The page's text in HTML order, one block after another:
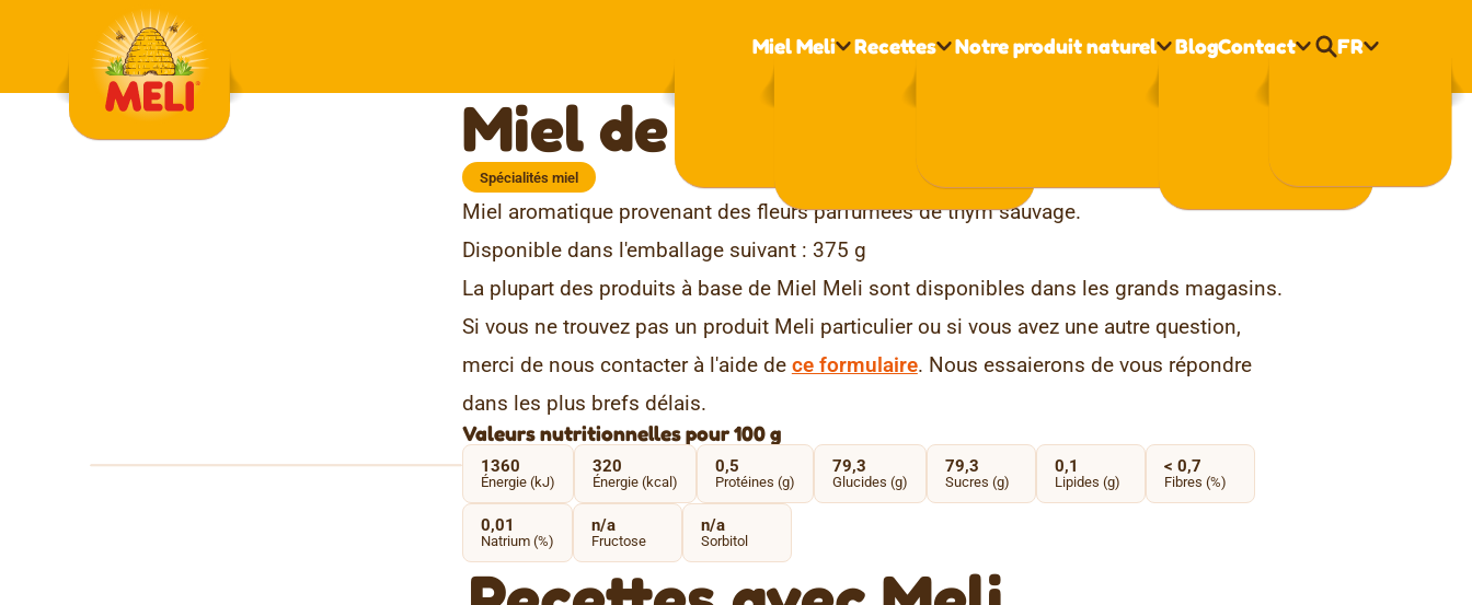
Miel Meli Recettes Notre produit naturel BlogContact FR
Miel de thym
Spécialités miel
Miel aromatique provenant des fleurs parfumées de thym sauvage.
Disponible dans l'emballage suivant : 375 g
La plupart des produits à base de Miel Meli sont disponibles dans les grands magasins.
Si vous ne trouvez pas un produit Meli particulier ou si vous avez une autre question,
merci de nous contacter à l'aide de ce formulaire. Nous essaierons de vous répondre
dans les plus brefs délais.
Valeurs nutritionnelles pour 100 g
1360
Énergie (kJ)
320
Énergie (kcal)
0,5
Protéines (g)
79,3
Glucides (g)
79,3
Sucres (g)
0,1
Lipides (g)
< 0,7
Fibres (%)
0,01
Natrium (%)
n/a
Fructose
n/a
Sorbitol